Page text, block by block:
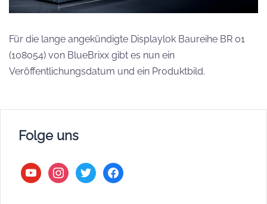
Für die lange angekündigte Displaylok Baureihe BR 01
(108054) von BlueBrixx gibt es nun ein
Veröffentlichungsdatum und ein Produktbild.
Folge uns
youtubeinstagram
twitter facebook